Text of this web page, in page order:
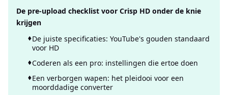
De pre-upload checklist voor Crisp HD onder de knie
krijgen
De juiste specificaties: YouTube's gouden standaard
voor HD
Coderen als een pro: instellingen die ertoe doen
Een verborgen wapen: het pleidooi voor een
moorddadige converter